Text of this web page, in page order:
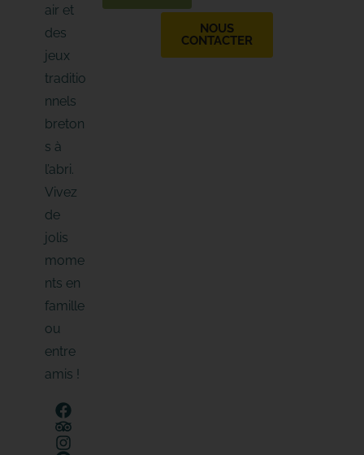
air et
des
jeux
traditio
nnels
breton
s à
l’abri.
Vivez
de
jolis
mome
nts en
famille
ou
entre
amis !
NOUS
CONTACTER